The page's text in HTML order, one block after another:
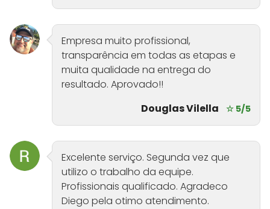
Empresa muito profissional,
transparência em todas as etapas e
muita qualidade na entrega do
resultado. Aprovado!!
Douglas Vilella
☆ 5/5
Excelente serviço. Segunda vez que
utilizo o trabalho da equipe.
Profissionais qualificado. Agradeco
Diego pela otimo atendimento.